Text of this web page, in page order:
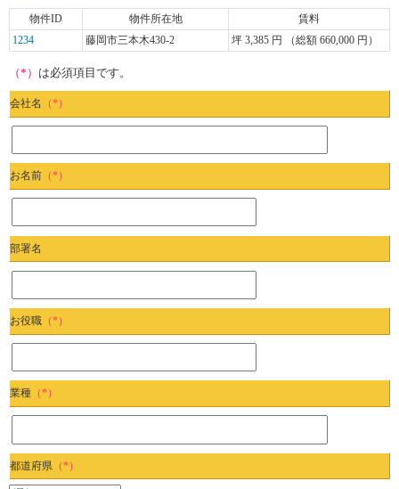
物件ID 物件所在地
賃料
1234
藤岡市三本木430-2 坪 3,385 円 （総額 660,000 円）
（*） は必須項目です。
会社名 （*）
お名前 （*）
部署名
お役職 （*）
業種 （*）
都道府県 （*）